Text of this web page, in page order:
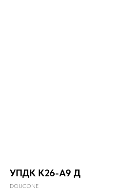
УПДК К26-А9 Д
DOUCONE